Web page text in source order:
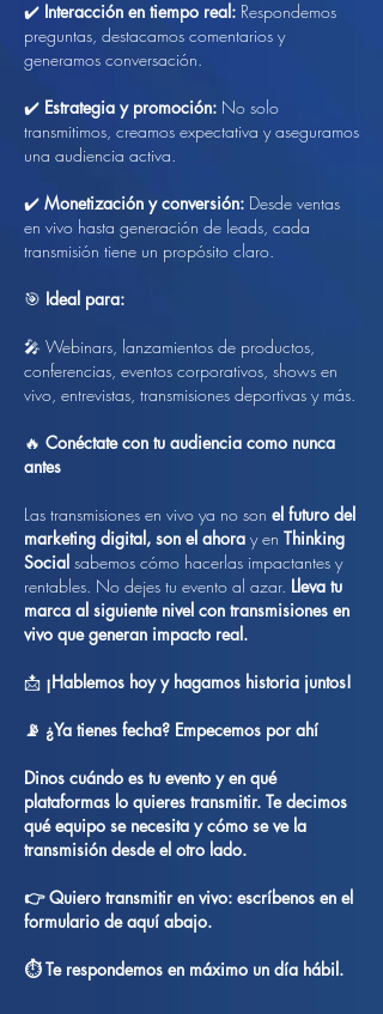
✔️ Interacción en tiempo real: Respondemos
preguntas, destacamos comentarios y
generamos conversación.
✔️ Estrategia y promoción: No solo
transmitimos, creamos expectativa y aseguramos
una audiencia activa.
✔️ Monetización y conversión: Desde ventas
en vivo hasta generación de leads, cada
transmisión tiene un propósito claro.
🎯 Ideal para:
🎤 Webinars, lanzamientos de productos,
conferencias, eventos corporativos, shows en
vivo, entrevistas, transmisiones deportivas y más.
🔥 Conéctate con tu audiencia como nunca
antes
Las transmisiones en vivo ya no son el futuro del
marketing digital, son el ahora y en Thinking
Social sabemos cómo hacerlas impactantes y
rentables. No dejes tu evento al azar. Lleva tu
marca al siguiente nivel con transmisiones en
vivo que generan impacto real.
📩 ¡Hablemos hoy y hagamos historia juntos!
📡 ¿Ya tienes fecha? Empecemos por ahí
Dinos cuándo es tu evento y en qué
plataformas lo quieres transmitir. Te decimos
qué equipo se necesita y cómo se ve la
transmisión desde el otro lado.
👉 Quiero transmitir en vivo: escríbenos en el
formulario de aquí abajo.
⏱️ Te respondemos en máximo un día hábil.